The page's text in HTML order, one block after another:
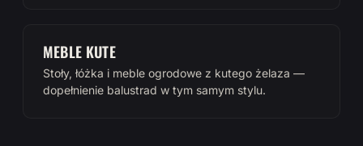
MEBLE KUTE
Stoły, łóżka i meble ogrodowe z kutego żelaza —
dopełnienie balustrad w tym samym stylu.